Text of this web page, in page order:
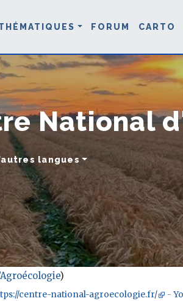
FORUM CARTO
National
langues
)
centre-national-agroecologie.fr/ -